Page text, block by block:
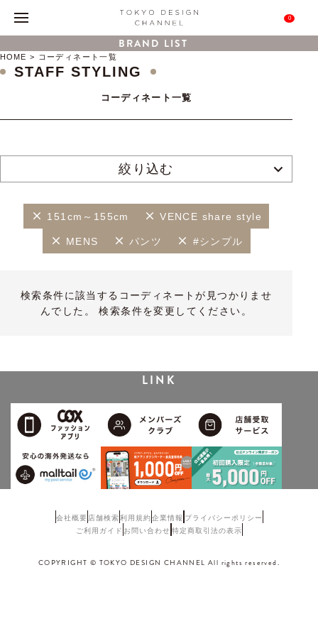
0
BRAND LIST
HOME コーディネート一覧
STAFF STYLING
コーディネート一覧
絞り込む
151cm～155cm VENCE share style
MENS パンツ #シンプル
検索条件に該当するコーディネートが見つかりませ
んでした。 検索条件を変更してください。
LINK
会社概要 店舗検索利用規約企業情報 プライバシーポリシー
ご利用ガイド お問い合わせ 特定商取引法の表示
COPYRIGHT © TOKYO DESIGN CHANNEL All rights reserved.